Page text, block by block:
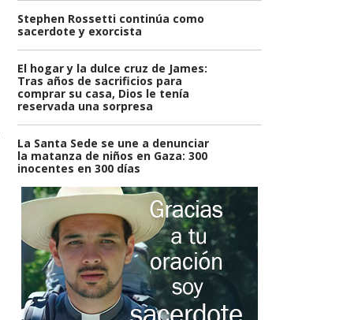
Stephen Rossetti continúa como
sacerdote y exorcista
El hogar y la dulce cruz de James:
Tras años de sacrificios para
comprar su casa, Dios le tenía
reservada una sorpresa
La Santa Sede se une a denunciar
la matanza de niños en Gaza: 300
inocentes en 300 días